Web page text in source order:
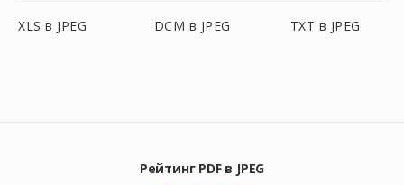
XLS в JPEG DCM в JPEG TXT в JPEG
Рейтинг PDF в JPEG